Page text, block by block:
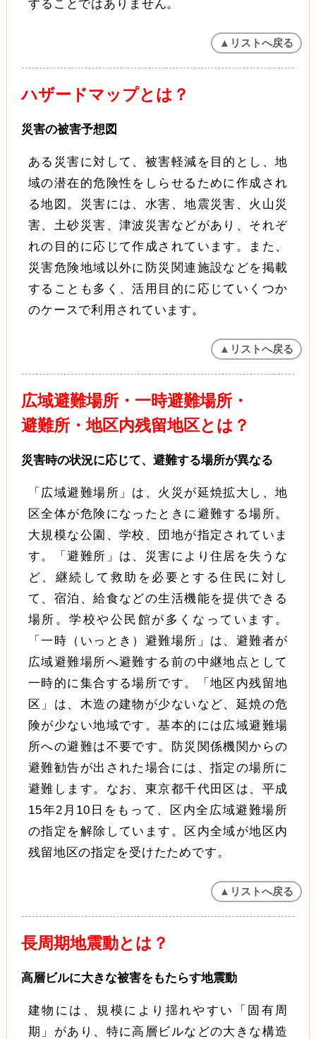
することではありません。
▲リストへ戻る
ハザードマップとは？
災害の被害予想図
ある災害に対して、被害軽減を目的とし、地
域の潜在的危険性をしらせるために作成され
る地図。災害には、水害、地震災害、火山災
害、土砂災害、津波災害などがあり、それぞ
れの目的に応じて作成されています。また、
災害危険地域以外に防災関連施設などを掲載
することも多く、活用目的に応じていくつか
のケースで利用されています。
▲リストへ戻る
広域避難場所・一時避難場所・
避難所・地区内残留地区とは？
災害時の状況に応じて、避難する場所が異なる
「広域避難場所」は、火災が延焼拡大し、地
区全体が危険になったときに避難する場所。
大規模な公園、学校、団地が指定されていま
す。「避難所」は、災害により住居を失うな
ど、継続して救助を必要とする住民に対し
て、宿泊、給食などの生活機能を提供できる
場所。学校や公民館が多くなっています。
「一時（いっとき）避難場所」は、避難者が
広域避難場所へ避難する前の中継地点として
一時的に集合する場所です。「地区内残留地
区」は、木造の建物が少ないなど、延焼の危
険が少ない地域です。基本的には広域避難場
所への避難は不要です。防災関係機関からの
避難勧告が出された場合には、指定の場所に
避難します。なお、東京都千代田区は、平成
15年2月10日をもって、区内全広域避難場所
の指定を解除しています。区内全域が地区内
残留地区の指定を受けたためです。
▲リストへ戻る
長周期地震動とは？
高層ビルに大きな被害をもたらす地震動
建物には、規模により揺れやすい「固有周
期」があり、特に高層ビルなどの大きな構造